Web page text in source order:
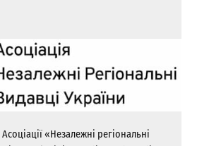
«Незалежні регіональні